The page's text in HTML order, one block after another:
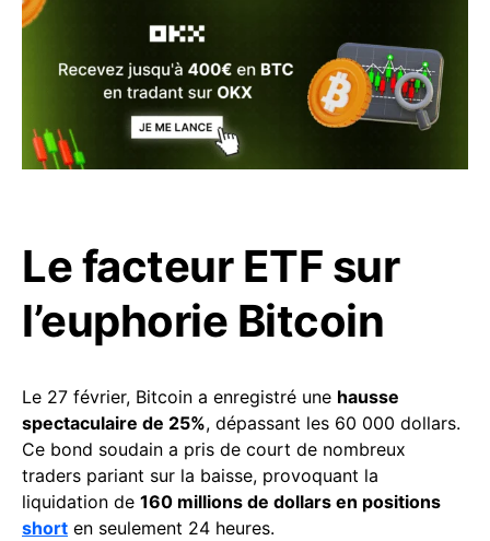
Le facteur ETF sur
l’euphorie Bitcoin
Le 27 février, Bitcoin a enregistré une hausse
spectaculaire de 25%, dépassant les 60 000 dollars.
Ce bond soudain a pris de court de nombreux
traders pariant sur la baisse, provoquant la
liquidation de 160 millions de dollars en positions
short en seulement 24 heures.